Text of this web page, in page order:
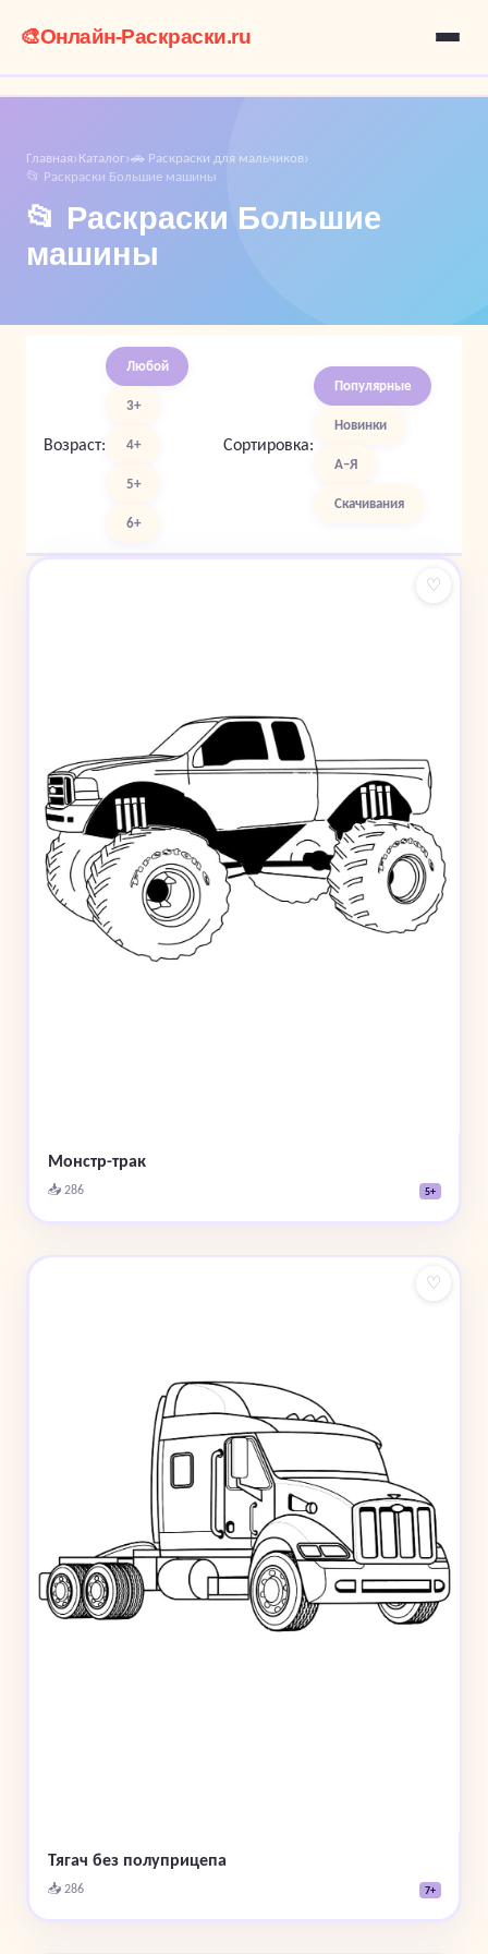
🎨Онлайн-Раскраски.ru
Главная›Каталог›🚗 Раскраски для мальчиков›
📂 Раскраски Большие машины
📂 Раскраски Большие
машины
Возраст:
Любой
3+
4+
5+
6+
Сортировка:
Популярные
Новинки
А–Я
Скачивания
♡
Монстр-трак
📥 286 5+
♡
Тягач без полуприцепа
📥 286 7+